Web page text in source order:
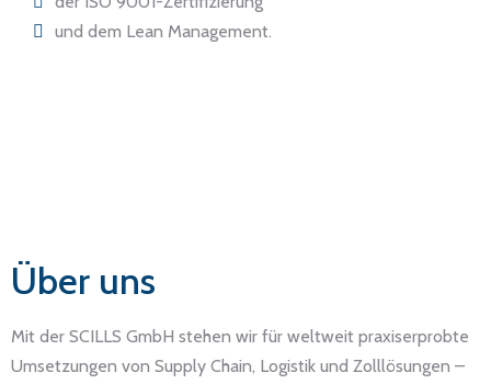
und dem Lean Management.
Über uns
Mit der SCILLS GmbH stehen wir für weltweit praxiserprobte
Umsetzungen von Supply Chain, Logistik und Zolllösungen –